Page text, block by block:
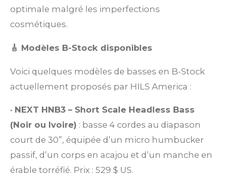
optimale malgré les imperfections
cosmétiques.
🎸 Modèles B-Stock disponibles
Voici quelques modèles de basses en B-Stock
actuellement proposés par HILS America :
• NEXT HNB3 – Short Scale Headless Bass
(Noir ou Ivoire) : basse 4 cordes au diapason
court de 30”, équipée d’un micro humbucker
passif, d’un corps en acajou et d’un manche en
érable torréfié. Prix : 529 $ US.